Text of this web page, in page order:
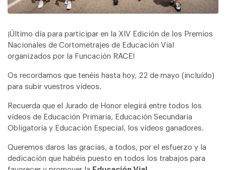
¡Último día para participar en la XIV Edición de los Premios
Nacionales de Cortometrajes de Educación Vial
organizados por la Funcación RACE!
Os recordamos que tenéis hasta hoy, 22 de mayo (incluído)
para subir vuestros vídeos.
Recuerda que el Jurado de Honor elegirá entre todos los
vídeos de Educación Primaria, Educación Secundaria
Obligatoria y Educación Especial, los vídeos ganadores.
Queremos daros las gracias, a todos, por el esfuerzo y la
dedicación que habéis puesto en todos los trabajos para